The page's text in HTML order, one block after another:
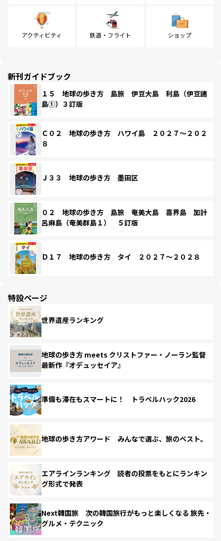
アクティビティ 鉄道・フライト ショップ
新刊ガイドブック
１５ 地球の歩き方 島旅 伊豆大島 利島（伊豆諸
島①）３訂版
Ｃ０２ 地球の歩き方 ハワイ島 ２０２７～２０２
８
Ｊ３３ 地球の歩き方 墨田区
０２ 地球の歩き方 島旅 奄美大島 喜界島 加計
呂麻島（奄美群島１） ５訂版
Ｄ１７ 地球の歩き方 タイ ２０２７～２０２８
特設ページ
世界遺産ランキング
地球の歩き方 meets クリストファー・ノーラン監督
最新作『オデュッセイア』
準備も滞在もスマートに！ トラベルハック2026
地球の歩き方アワード みんなで選ぶ、旅のベスト。
エアラインランキング 読者の投票をもとにランキン
グ形式で発表
Next韓国旅 次の韓国旅行がもっと楽しくなる 旅先・
グルメ・テクニック